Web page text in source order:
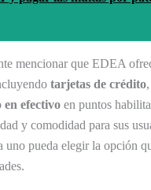
mencionar que EDEA
tarjetas de crédito,
en efectivo en puntos
y comodidad para sus
uno pueda elegir la opción